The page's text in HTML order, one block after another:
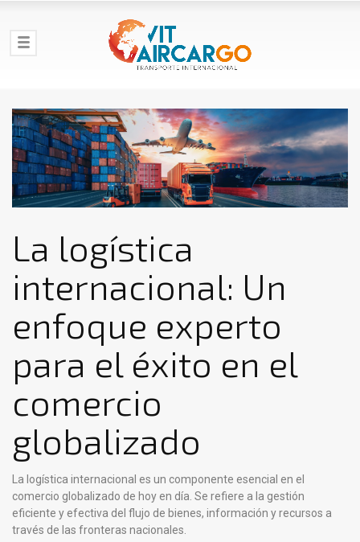
La logística
internacional: Un
enfoque experto
para el éxito en el
comercio
globalizado
La logística internacional es un componente esencial en el
comercio globalizado de hoy en día. Se refiere a la gestión
eficiente y efectiva del flujo de bienes, información y recursos a
través de las fronteras nacionales.